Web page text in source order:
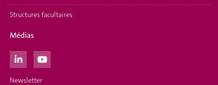
Structures facultaires
Médias
Newsletter